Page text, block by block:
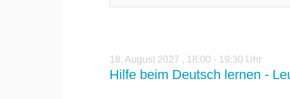
18. August 2027 , 18:00 - 19:30 Uhr
Hilfe beim Deutsch lernen -